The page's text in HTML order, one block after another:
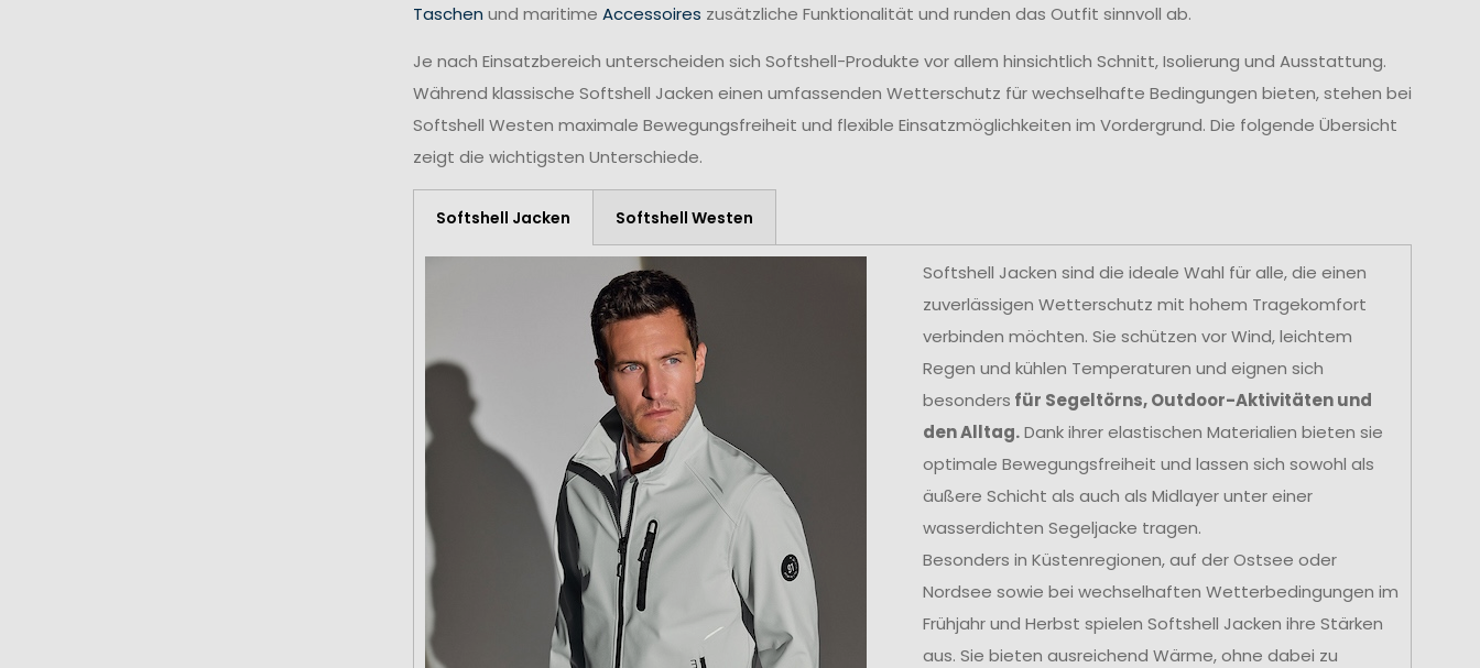
Taschen und maritime Accessoires zusätzliche Funktionalität und runden das Outfit sinnvoll ab.
Je nach Einsatzbereich unterscheiden sich Softshell-Produkte vor allem hinsichtlich Schnitt, Isolierung und Ausstattung.
Während klassische Softshell Jacken einen umfassenden Wetterschutz für wechselhafte Bedingungen bieten, stehen bei
Softshell Westen maximale Bewegungsfreiheit und flexible Einsatzmöglichkeiten im Vordergrund. Die folgende Übersicht
zeigt die wichtigsten Unterschiede.
Softshell Jacken Softshell Westen
Softshell Jacken sind die ideale Wahl für alle, die einen
zuverlässigen Wetterschutz mit hohem Tragekomfort
verbinden möchten. Sie schützen vor Wind, leichtem
Regen und kühlen Temperaturen und eignen sich
besonders für Segeltörns, Outdoor-Aktivitäten und
den Alltag.Dank ihrer elastischen Materialien bieten sie
optimale Bewegungsfreiheit und lassen sich sowohl als
äußere Schicht als auch als Midlayer unter einer
wasserdichten Segeljacke tragen.
Besonders in Küstenregionen, auf der Ostsee oder
Nordsee sowie bei wechselhaften Wetterbedingungen im
Frühjahr und Herbst spielen Softshell Jacken ihre Stärken
aus. Sie bieten ausreichend Wärme, ohne dabei zu